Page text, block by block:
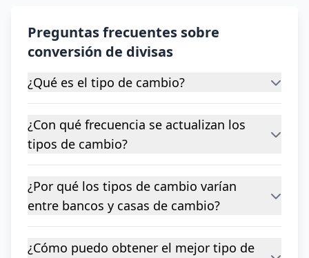
Preguntas frecuentes sobre
conversión de divisas
¿Qué es el tipo de cambio?
¿Con qué frecuencia se actualizan los
tipos de cambio?
¿Por qué los tipos de cambio varían
entre bancos y casas de cambio?
¿Cómo puedo obtener el mejor tipo de